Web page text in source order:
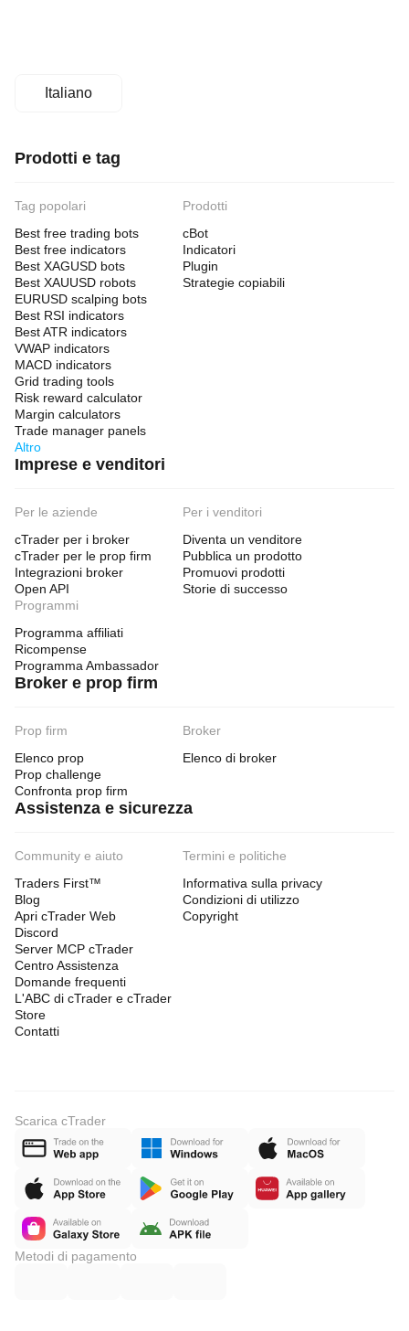
Italiano
Prodotti e tag
Tag popolari
Best free trading bots
Best free indicators
Best XAGUSD bots
Best XAUUSD robots
EURUSD scalping bots
Best RSI indicators
Best ATR indicators
VWAP indicators
MACD indicators
Grid trading tools
Risk reward calculator
Margin calculators
Trade manager panels
Altro
Prodotti
cBot
Indicatori
Plugin
Strategie copiabili
Imprese e venditori
Per le aziende
cTrader per i broker
cTrader per le prop firm
Integrazioni broker
Open API
Per i venditori
Diventa un venditore
Pubblica un prodotto
Promuovi prodotti
Storie di successo
Programmi
Programma affiliati
Ricompense
Programma Ambassador
Broker e prop firm
Prop firm
Elenco prop
Prop challenge
Confronta prop firm
Broker
Elenco di broker
Assistenza e sicurezza
Community e aiuto
Traders First™
Blog
Apri cTrader Web
Discord
Server MCP cTrader
Centro Assistenza
Domande frequenti
L'ABC di cTrader e cTrader
Store
Contatti
Termini e politiche
Informativa sulla privacy
Condizioni di utilizzo
Copyright
Scarica cTrader
Metodi di pagamento